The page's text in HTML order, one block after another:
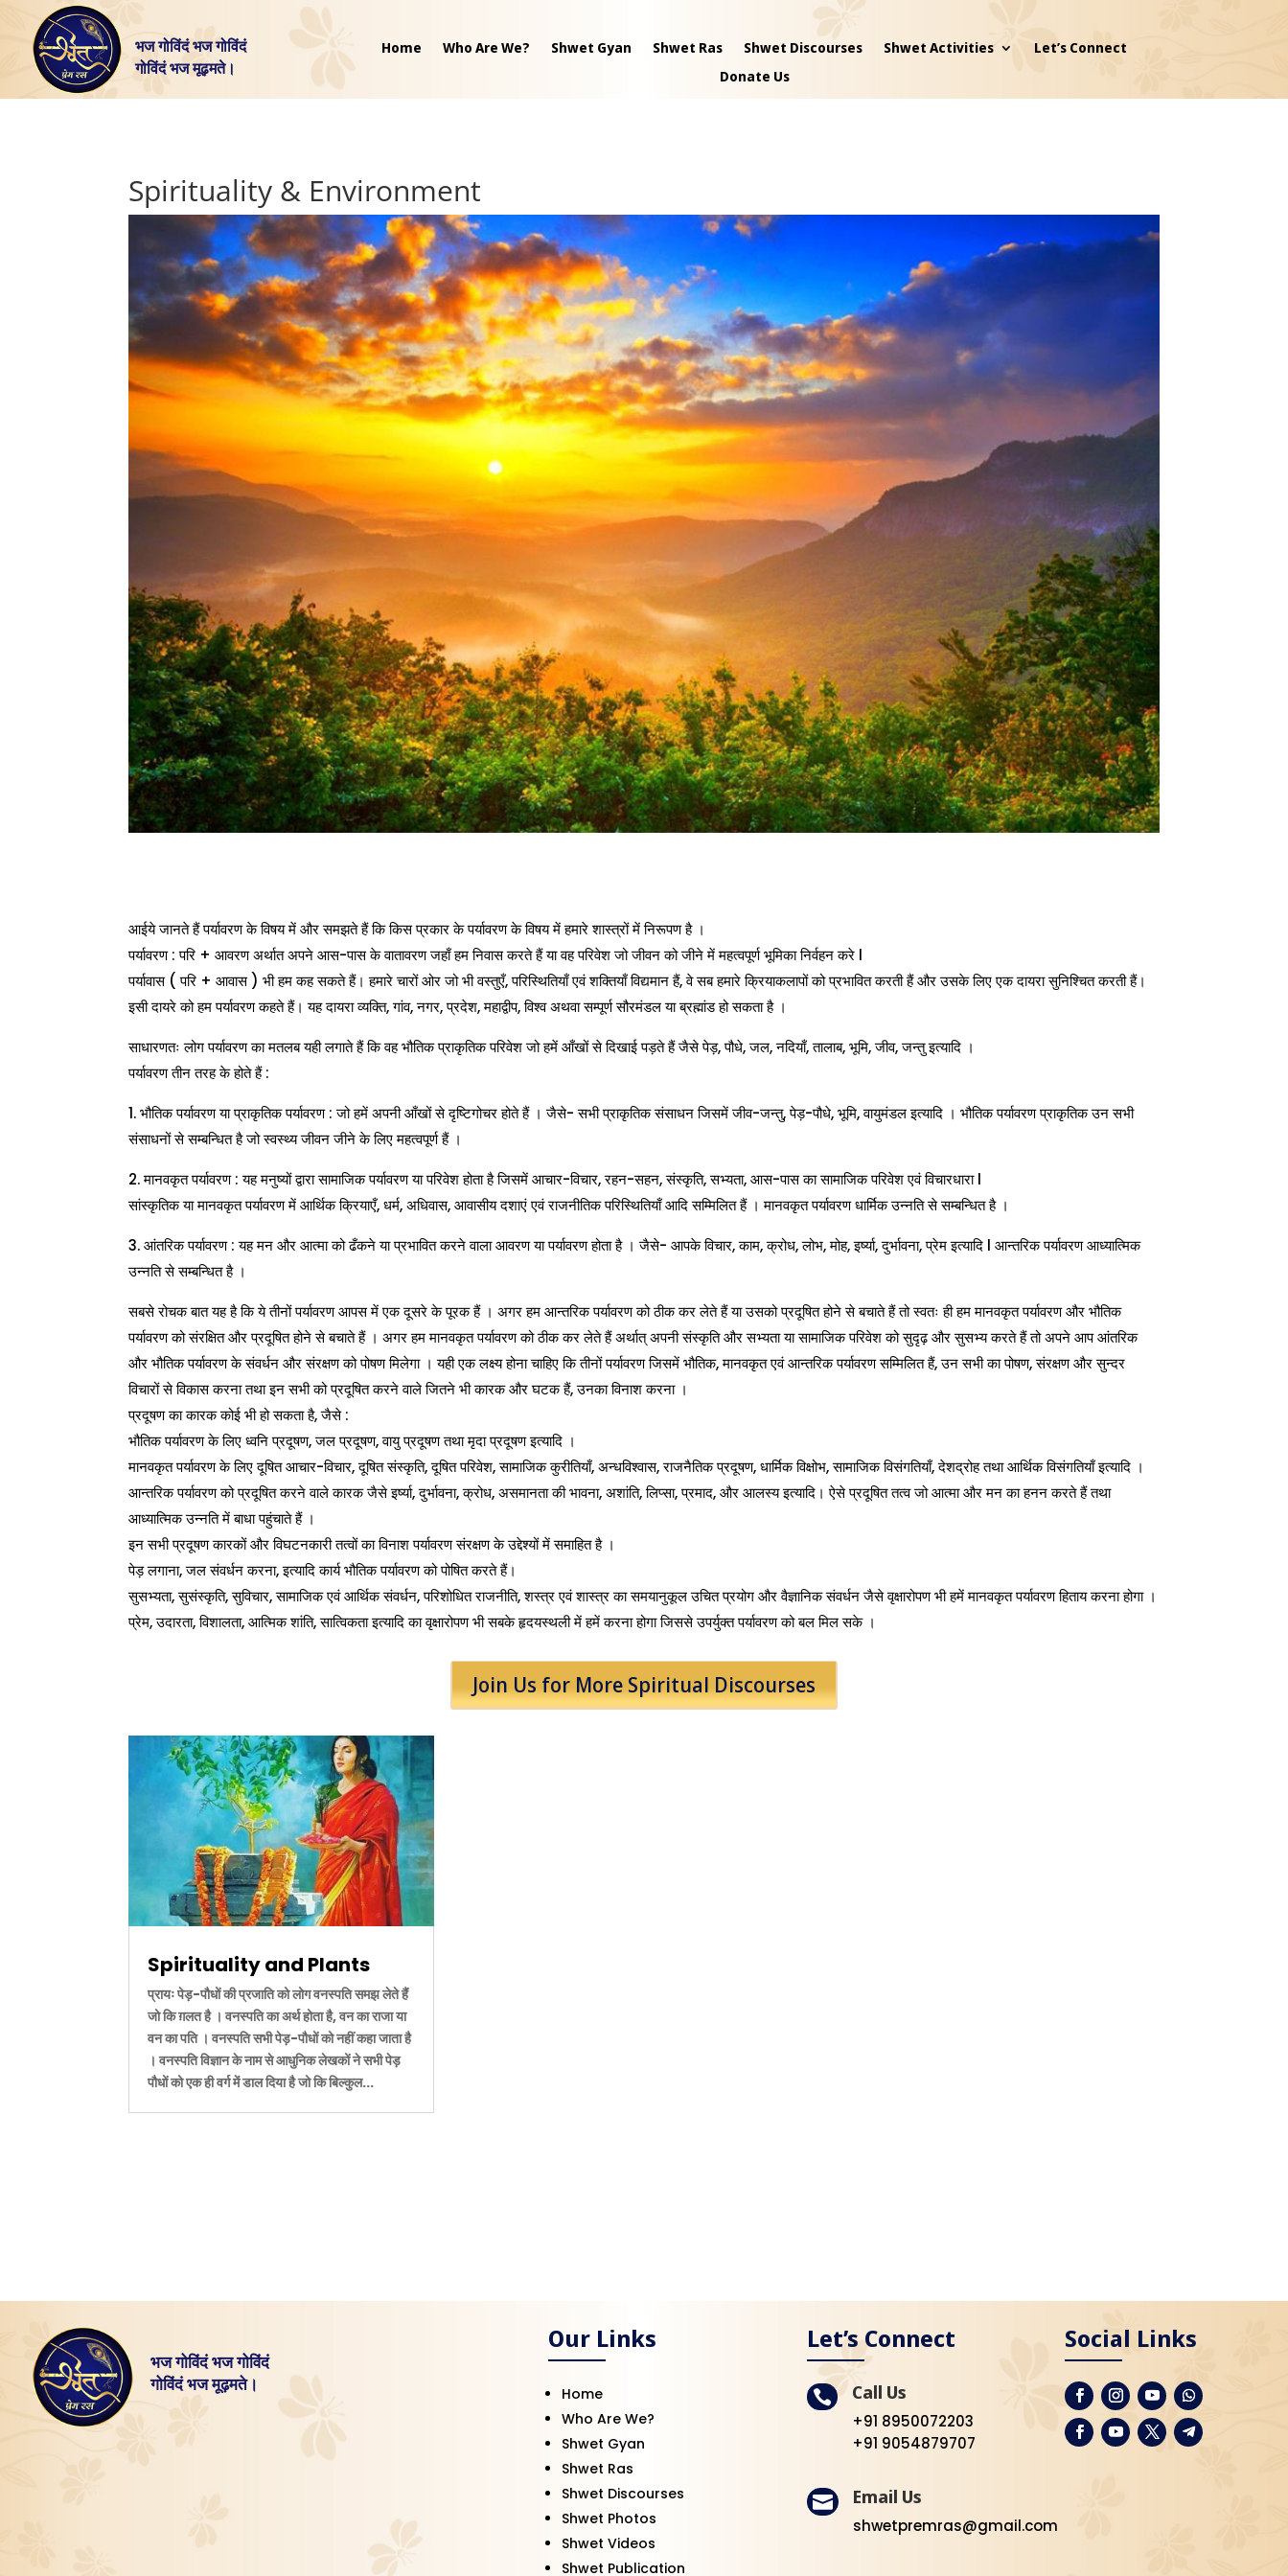
भज गोविंदं भज गोविंदं
गोविंदं भज मूढ़मते।
Home Who Are We? Shwet Gyan Shwet Ras Shwet Discourses Shwet Activities
Let’s Connect
Donate Us
Spirituality & Environment
आईये जानते हैं पर्यावरण के विषय में और समझते हैं कि किस प्रकार के पर्यावरण के विषय में हमारे शास्त्रों में निरूपण है ।
पर्यावरण : परि + आवरण अर्थात अपने आस-पास के वातावरण जहाँ हम निवास करते हैं या वह परिवेश जो जीवन को जीने में महत्वपूर्ण भूमिका निर्वहन करे l
पर्यावास ( परि + आवास ) भी हम कह सकते हैं। हमारे चारों ओर जो भी वस्तुएँ, परिस्थितियाँ एवं शक्तियाँ विद्यमान हैं, वे सब हमारे क्रियाकलापों को प्रभावित करती हैं और उसके लिए एक दायरा सुनिश्चित करती हैं।
इसी दायरे को हम पर्यावरण कहते हैं। यह दायरा व्यक्ति, गांव, नगर, प्रदेश, महाद्वीप, विश्व अथवा सम्पूर्ण सौरमंडल या ब्रह्मांड हो सकता है ।
साधारणतः लोग पर्यावरण का मतलब यही लगाते हैं कि वह भौतिक प्राकृतिक परिवेश जो हमें आँखों से दिखाई पड़ते हैं जैसे पेड़, पौधे, जल, नदियाँ, तालाब, भूमि, जीव, जन्तु इत्यादि ।
पर्यावरण तीन तरह के होते हैं :
1. भौतिक पर्यावरण या प्राकृतिक पर्यावरण : जो हमें अपनी आँखों से दृष्टिगोचर होते हैं । जैसे- सभी प्राकृतिक संसाधन जिसमें जीव-जन्तु, पेड़-पौधे, भूमि, वायुमंडल इत्यादि । भौतिक पर्यावरण प्राकृतिक उन सभी
संसाधनों से सम्बन्धित है जो स्वस्थ्य जीवन जीने के लिए महत्वपूर्ण हैं ।
2. मानवकृत पर्यावरण : यह मनुष्यों द्वारा सामाजिक पर्यावरण या परिवेश होता है जिसमें आचार-विचार, रहन-सहन, संस्कृति, सभ्यता, आस-पास का सामाजिक परिवेश एवं विचारधारा l
सांस्कृतिक या मानवकृत पर्यावरण में आर्थिक क्रियाएँ, धर्म, अधिवास, आवासीय दशाएं एवं राजनीतिक परिस्थितियाँ आदि सम्मिलित हैं । मानवकृत पर्यावरण धार्मिक उन्नति से सम्बन्धित है ।
3. आंतरिक पर्यावरण : यह मन और आत्मा को ढँकने या प्रभावित करने वाला आवरण या पर्यावरण होता है । जैसे- आपके विचार, काम, क्रोध, लोभ, मोह, इर्ष्या, दुर्भावना, प्रेम इत्यादि l आन्तरिक पर्यावरण आध्यात्मिक
उन्नति से सम्बन्धित है ।
सबसे रोचक बात यह है कि ये तीनों पर्यावरण आपस में एक दूसरे के पूरक हैं । अगर हम आन्तरिक पर्यावरण को ठीक कर लेते हैं या उसको प्रदूषित होने से बचाते हैं तो स्वतः ही हम मानवकृत पर्यावरण और भौतिक
पर्यावरण को संरक्षित और प्रदूषित होने से बचाते हैं । अगर हम मानवकृत पर्यावरण को ठीक कर लेते हैं अर्थात् अपनी संस्कृति और सभ्यता या सामाजिक परिवेश को सुदृढ़ और सुसभ्य करते हैं तो अपने आप आंतरिक
और भौतिक पर्यावरण के संवर्धन और संरक्षण को पोषण मिलेगा । यही एक लक्ष्य होना चाहिए कि तीनों पर्यावरण जिसमें भौतिक, मानवकृत एवं आन्तरिक पर्यावरण सम्मिलित हैं, उन सभी का पोषण, संरक्षण और सुन्दर
विचारों से विकास करना तथा इन सभी को प्रदूषित करने वाले जितने भी कारक और घटक हैं, उनका विनाश करना ।
प्रदूषण का कारक कोई भी हो सकता है, जैसे :
भौतिक पर्यावरण के लिए ध्वनि प्रदूषण, जल प्रदूषण, वायु प्रदूषण तथा मृदा प्रदूषण इत्यादि ।
मानवकृत पर्यावरण के लिए दूषित आचार-विचार, दूषित संस्कृति, दूषित परिवेश, सामाजिक कुरीतियाँ, अन्धविश्वास, राजनैतिक प्रदूषण, धार्मिक विक्षोभ, सामाजिक विसंगतियाँ, देशद्रोह तथा आर्थिक विसंगतियाँ इत्यादि ।
आन्तरिक पर्यावरण को प्रदूषित करने वाले कारक जैसे इर्ष्या, दुर्भावना, क्रोध, असमानता की भावना, अशांति, लिप्सा, प्रमाद, और आलस्य इत्यादि। ऐसे प्रदूषित तत्व जो आत्मा और मन का हनन करते हैं तथा
आध्यात्मिक उन्नति में बाधा पहुंचाते हैं ।
इन सभी प्रदूषण कारकों और विघटनकारी तत्वों का विनाश पर्यावरण संरक्षण के उद्देश्यों में समाहित है ।
पेड़ लगाना, जल संवर्धन करना, इत्यादि कार्य भौतिक पर्यावरण को पोषित करते हैं।
सुसभ्यता, सुसंस्कृति, सुविचार, सामाजिक एवं आर्थिक संवर्धन, परिशोधित राजनीति, शस्त्र एवं शास्त्र का समयानुकूल उचित प्रयोग और वैज्ञानिक संवर्धन जैसे वृक्षारोपण भी हमें मानवकृत पर्यावरण हिताय करना होगा ।
प्रेम, उदारता, विशालता, आत्मिक शांति, सात्विकता इत्यादि का वृक्षारोपण भी सबके हृदयस्थली में हमें करना होगा जिससे उपर्युक्त पर्यावरण को बल मिल सके ।
Join Us for More Spiritual Discourses
Spirituality and Plants
प्रायः पेड़-पौधों की प्रजाति को लोग वनस्पति समझ लेते हैं
जो कि ग़लत है । वनस्पति का अर्थ होता है, वन का राजा या
वन का पति । वनस्पति सभी पेड़-पौधों को नहीं कहा जाता है
। वनस्पति विज्ञान के नाम से आधुनिक लेखकों ने सभी पेड़
पौधों को एक ही वर्ग में डाल दिया है जो कि बिल्कुल...
भज गोविंदं भज गोविंदं
गोविंदं भज मूढ़मते।
Our Links
Home
Who Are We?
Shwet Gyan
Shwet Ras
Shwet Discourses
Shwet Photos
Shwet Videos
Shwet Publication
Let’s Connect
 Call Us
+91 8950072203
+91 9054879707
 Email Us
shwetpremras@gmail.com
Social Links